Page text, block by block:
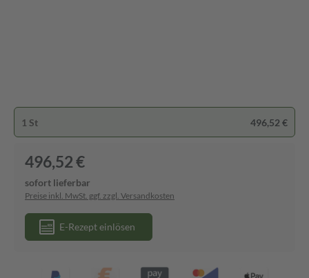
1 St 496,52 €
496,52 €
sofort lieferbar
Preise inkl. MwSt. ggf. zzgl. Versandkosten
E-Rezept einlösen